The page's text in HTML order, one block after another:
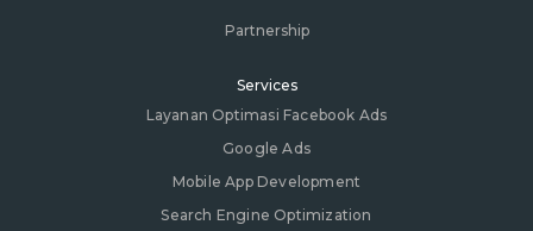
Partnership
Services
Layanan Optimasi Facebook Ads
Google Ads
Mobile App Development
Search Engine Optimization